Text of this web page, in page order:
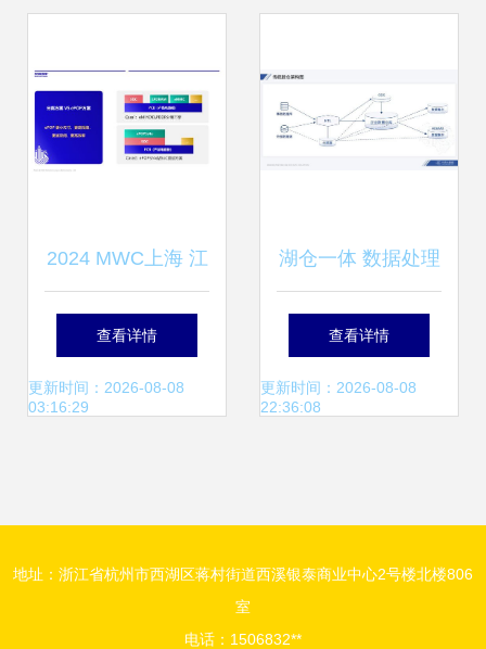
越的数据处理与存
储支持服务
转型
2024 MWC上海 江
波龙引领存储技术
新趋势，深化数据
查看详情
更新时间：2026-08-08
03:16:29
湖仓一体 数据处理
新范式下的灯塔，
驱动数仓与数据湖
查看详情
更新时间：2026-08-08
22:36:08
地址：浙江省杭州市西湖区蒋村街道西溪银泰商业中心2号楼北楼806
室
电话：1506832**